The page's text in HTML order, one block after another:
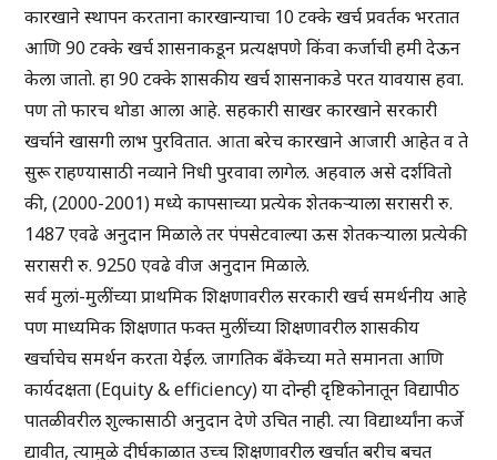
कारखाने स्थापन करताना कारखान्याचा 10 टक्के खर्च प्रवर्तक भरतात
आणि 90 टक्के खर्च शासनाकडून प्रत्यक्षपणे किंवा कर्जाची हमी देऊन
केला जातो. हा 90 टक्के शासकीय खर्च शासनाकडे परत यावयास हवा.
पण तो फारच थोडा आला आहे. सहकारी साखर कारखाने सरकारी
खर्चाने खासगी लाभ पुरवितात. आता बरेच कारखाने आजारी आहेत व ते
सुरू राहण्यासाठी नव्याने निधी पुरवावा लागेल. अहवाल असे दर्शवितो
की, (2000-2001) मध्ये कापसाच्या प्रत्येक शेतकऱ्याला सरासरी रु.
1487 एवढे अनुदान मिळाले तर पंपसेटवाल्या ऊस शेतकऱ्याला प्रत्येकी
सरासरी रु. 9250 एवढे वीज अनुदान मिळाले.
सर्व मुलां-मुलींच्या प्राथमिक शिक्षणावरील सरकारी खर्च समर्थनीय आहे
पण माध्यमिक शिक्षणात फक्त मुलींच्या शिक्षणावरील शासकीय
खर्चाचेच समर्थन करता येईल. जागतिक बँकेच्या मते समानता आणि
कार्यदक्षता (Equity & efficiency) या दोन्ही दृष्टिकोनातून विद्यापीठ
पातळीवरील शुल्कासाठी अनुदान देणे उचित नाही. त्या विद्यार्थ्यांना कर्जे
द्यावीत, त्यामुळे दीर्घकाळात उच्च शिक्षणावरील खर्चात बरीच बचत